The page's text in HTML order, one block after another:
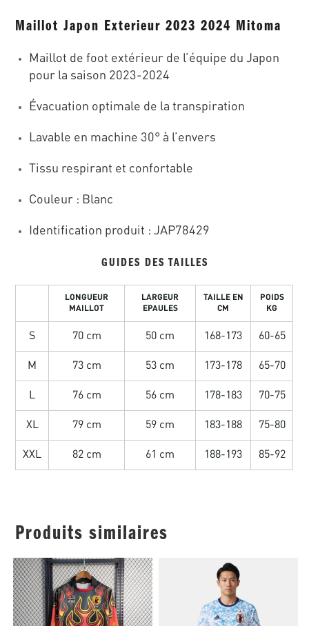
Maillot Japon Exterieur 2023 2024 Mitoma
Maillot de foot extérieur de l’équipe du Japon
pour la saison 2023-2024
Évacuation optimale de la transpiration
Lavable en machine 30° à l’envers
Tissu respirant et confortable
Couleur : Blanc
Identification produit : JAP78429
GUIDES DES TAILLES
LONGUEUR
MAILLOT
LARGEUR
EPAULES
TAILLE EN
CM
POIDS
KG
S 70 cm 50 cm 168-173 60-65
M 73 cm 53 cm 173-178 65-70
L 76 cm 56 cm 178-183 70-75
XL 79 cm 59 cm 183-188 75-80
XXL 82 cm 61 cm 188-193 85-92
Produits similaires